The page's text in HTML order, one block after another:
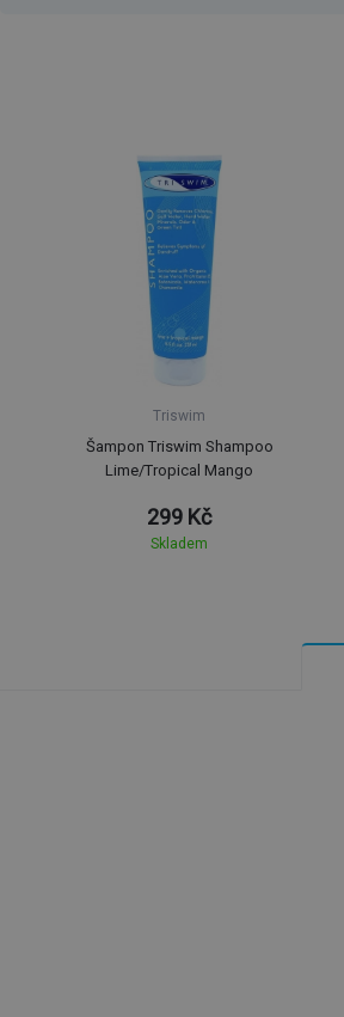
Triswim
Šampon Triswim Shampoo
Lime/Tropical Mango
299 Kč
Skladem